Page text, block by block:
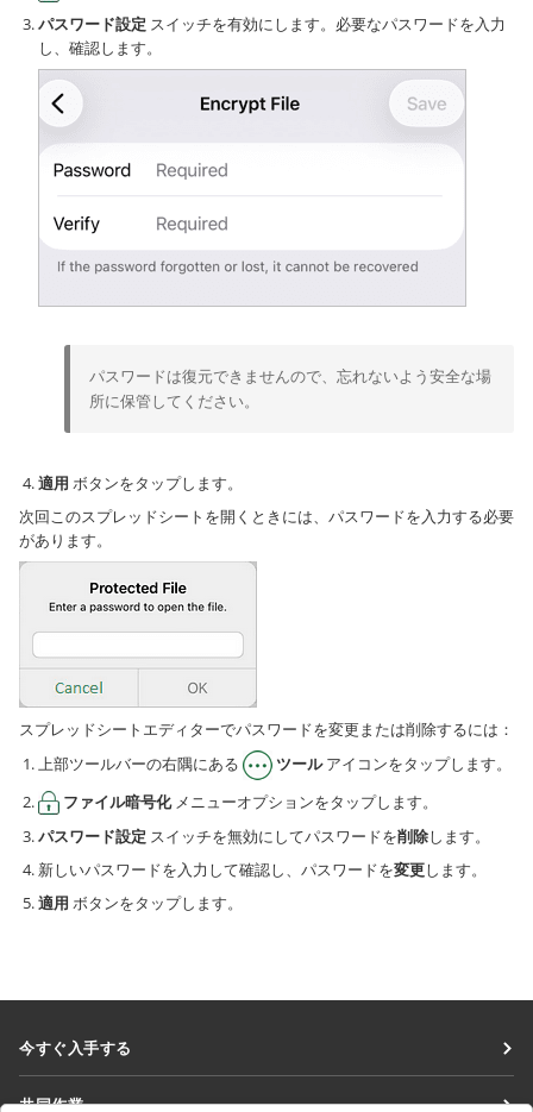
パスワード設定 スイッチを有効にします。必要なパスワードを入力
し、確認します。
パスワードは復元できませんので、忘れないよう安全な場
所に保管してください。
適用 ボタンをタップします。
次回このスプレッドシートを開くときには、パスワードを入力する必要
があります。
スプレッドシートエディターでパスワードを変更または削除するには：
上部ツールバーの右隅にある
ツールアイコンをタップします。
ファイル暗号化メニューオプションをタップします。
パスワード設定 スイッチを無効にしてパスワードを削除します。
新しいパスワードを入力して確認し、パスワードを変更します。
適用 ボタンをタップします。
今すぐ入手する
共同作業